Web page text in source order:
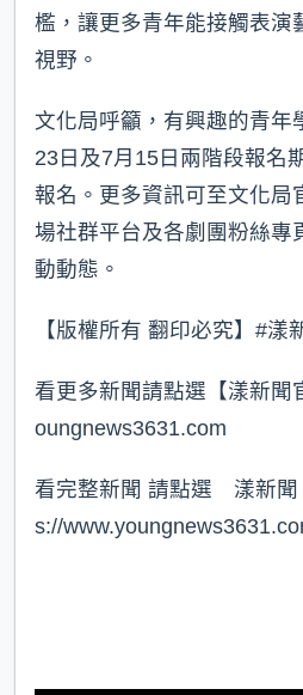
檻，讓更多青年能接觸表演
視野。
文化局呼籲，有興趣的青年
23日及7月15日兩階段報名
報名。更多資訊可至文化局
場社群平台及各劇團粉絲專
動動態。
【版權所有 翻印必究】#漾
看更多新聞請點選【漾新聞
oungnews3631.com⁠
看完整新聞 請點選 漾新
s://